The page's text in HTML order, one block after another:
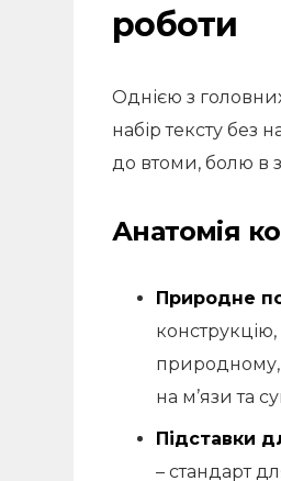
роботи
Однією з
набір тексту без
до втоми, болю в
Анатомія
Природне
природному,
на м’язи та
Підставки
– стандарт